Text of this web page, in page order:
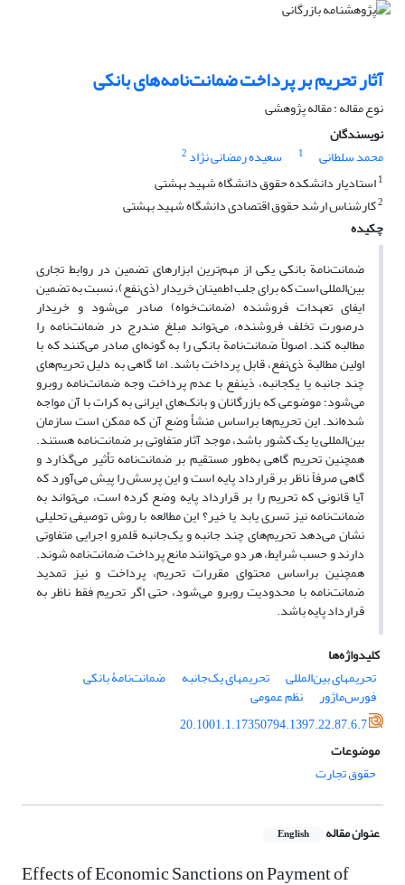
آثار تحریم بر پرداخت ضمانت‌نامه‌های بانکی
نوع مقاله : مقاله پژوهشی
نویسندگان
محمد سلطانی
1 سعیده رمضانی نژاد 2
1استادیار دانشکده حقوق دانشگاه شهید بهشتی
2کارشناس ارشد حقوق اقتصادی دانشگاه شهید بهشتی
چکیده
ضمانت‌نامة بانکی یکی از مهم‌ترین ابزارهای تضمین در روابط تجاری
بین‌المللی است که برای جلب اطمینان خریدار (ذی‌نفع)، نسبت به تضمین
ایفای تعهدات فروشنده (ضمانت‌خواه) صادر می‌شود و خریدار
درصورت تخلف فروشنده، می‌تواند مبلغ مندرج در ضمانت‌نامه را
مطالبه کند. اصولاً ضمانت‌نامة بانکی را به گونه‌ای صادر می‌کنند که با
اولین مطالبة ذی‌نفع، قابل پرداخت باشد. اما گاهی به دلیل تحریم‌های
چند جانبه یا یکجانبه، ذینفع با عدم پرداخت وجه ضمانت‌نامه روبرو
می‌شود؛ موضوعی که بازرگانان و بانک‌های ایرانی به کرات با آن مواجه
شده‌اند. این تحریم‌‌ها براساس منشأ وضع آن که ممکن است سازمان
بین‌المللی یا یک کشور باشد، موجد آثار متفاوتی بر ضمانت‌نامه هستند.
همچنین تحریم گاهی به‌طور مستقیم بر ضمانت‌نامه تأثیر می‌گذارد و
گاهی صرفاً ناظر بر قرارداد پایه است و این پرسش را پیش می‌آورد که
آیا قانونی که تحریم را بر قرارداد پایه وضع کرده است، می‌تواند به
ضمانت‌نامه نیز تسری ‌یابد یا خیر؟ این مطالعه با روش توصیفی تحلیلی
نشان می‌دهد تحریم‌های چند جانبه و یک‌جانبه قلمرو اجرایی متفاوتی
دارند و حسب شرایط، هر دو می‌توانند مانع پرداخت ضمانت‌نامه شوند.
همچنین براساس محتوای مقررات تحریم، پرداخت و نیز تمدید
ضمانت‌نامه با محدودیت‌ روبرو می‌شود، حتی اگر تحریم فقط ناظر به
قرارداد پایه باشد.
کلیدواژه‌ها
تحریمهای بین‌المللی
تحریمهای یک‌جانبه ضمانت‌نامۀ بانکی
فورس‌ماژور
نظم عمومی
20.1001.1.17350794.1397.22.87.6.7
موضوعات
حقوق تجارت
عنوان مقاله English
Effects of Economic Sanctions on Payment of